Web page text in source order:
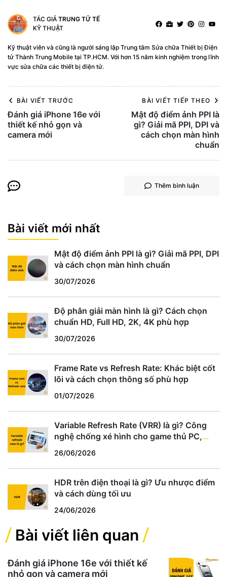
TÁC GIẢ TRUNG TỬ TẾ
KỸ THUẬT
Kỹ thuật viên và cũng là người sáng lập Trung tâm Sửa chữa Thiết bị Điện
tử Thành Trung Mobile tại TP.HCM. Với hơn 15 năm kinh nghiệm trong lĩnh
vực sửa chữa các thiết bị điện tử.
BÀI VIẾT TRƯỚC
Đánh giá iPhone 16e với
thiết kế nhỏ gọn và
camera mới
BÀI VIẾT TIẾP THEO
Mật độ điểm ảnh PPI là
gì? Giải mã PPI, DPI và
cách chọn màn hình
chuẩn
Thêm bình luận
Bài viết mới nhất
Mật độ điểm ảnh PPI là gì? Giải mã PPI, DPI
và cách chọn màn hình chuẩn
30/07/2026
Độ phân giải màn hình là gì? Cách chọn
chuẩn HD, Full HD, 2K, 4K phù hợp
30/07/2026
Frame Rate vs Refresh Rate: Khác biệt cốt
lõi và cách chọn thông số phù hợp
01/07/2026
Variable Refresh Rate (VRR) là gì? Công
nghệ chống xé hình cho game thủ PC,
26/06/2026
HDR trên điện thoại là gì? Ưu nhược điểm
và cách dùng tối ưu
24/06/2026
Bài viết liên quan
Đánh giá iPhone 16e với thiết kế
nhỏ gọn và camera mới